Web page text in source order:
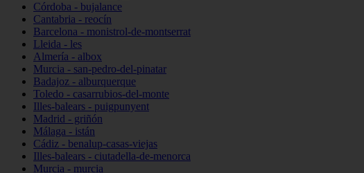
Córdoba - bujalance
Cantabria - reocín
Barcelona - monistrol-de-montserrat
Lleida - les
Almería - albox
Murcia - san-pedro-del-pinatar
Badajoz - alburquerque
Toledo - casarrubios-del-monte
Illes-balears - puigpunyent
Madrid - griñón
Málaga - istán
Cádiz - benalup-casas-viejas
Illes-balears - ciutadella-de-menorca
Murcia - murcia